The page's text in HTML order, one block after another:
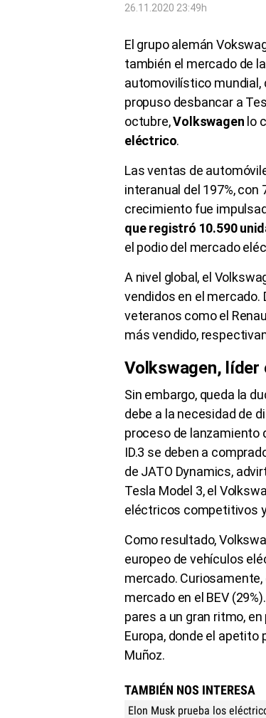
26.11.2020 23:49h
El grupo alemán
también el mercado de
automovilístico mundial,
propuso desbancar a
octubre,Volkswagen lo
eléctrico.
Las ventas de
interanual del 197%,
crecimiento fue
que registró 10.590
el podio del mercado
A nivel global, el
vendidos en el mercado.
veteranos como el
más vendido,
Volkswagen, líder
Sin embargo, queda la
debe a la necesidad de
proceso de lanzamiento
ID.3 se deben a
de JATO Dynamics,
Tesla Model 3, el
eléctricos competitivos
Como resultado,
europeo de vehículos
mercado.
mercado en el BEV
pares a un gran ritmo,
Europa, donde el apetito
Muñoz.
TAMBIÉN NOS INTERESA
Elon Musk prueba los